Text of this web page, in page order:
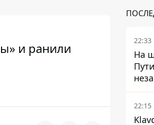
и ранили
22:33
На
22:15